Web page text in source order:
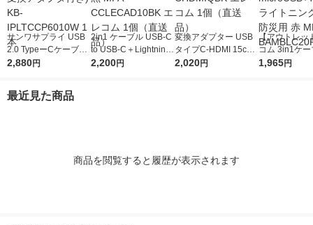
サンワサプライ USB
2.0 TypeーCケーブル
(Lightning変換アダプ
2,880円
2in1 ケーブル USB-C
to USB-C＋Lightning
変換 1m 黒 MPA-CCL
2,200円
変換アダプター USB
タイプC-HDMI 15cm
DH-CHDMIQBK エレ
2,020円
【アウトレッ
コム 3in1ケー
1,965円
最近見た商品
商品を閲覧すると履歴が表示されます